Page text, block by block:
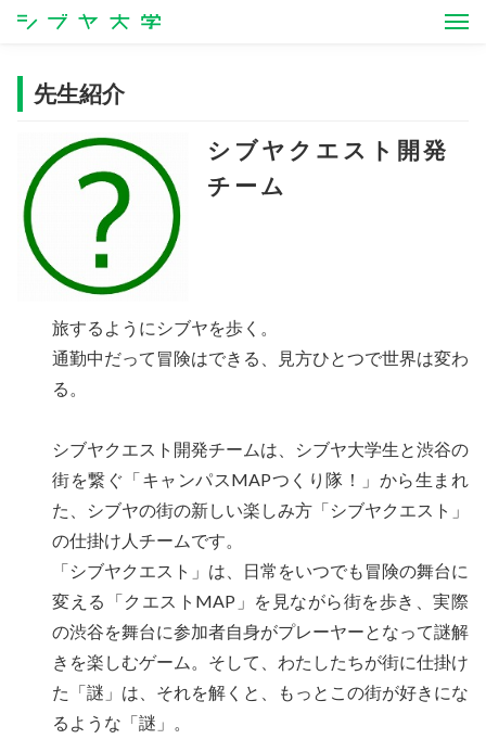
シブヤ大学
先生紹介
シブヤクエスト開発
チーム
旅するようにシブヤを歩く。
通勤中だって冒険はできる、見方ひとつで世界は変わ
る。
シブヤクエスト開発チームは、シブヤ大学生と渋谷の
街を繋ぐ「キャンパスMAPつくり隊！」から生まれ
た、シブヤの街の新しい楽しみ方「シブヤクエスト」
の仕掛け人チームです。
「シブヤクエスト」は、日常をいつでも冒険の舞台に
変える「クエストMAP」を見ながら街を歩き、実際
の渋谷を舞台に参加者自身がプレーヤーとなって謎解
きを楽しむゲーム。そして、わたしたちが街に仕掛け
た「謎」は、それを解くと、もっとこの街が好きにな
るような「謎」。